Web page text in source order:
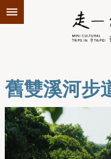
跳到主要內容區塊
舊雙溪河步